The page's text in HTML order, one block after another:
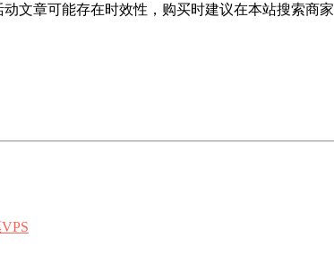
文章可能存在时效性，购买时建议在本站搜索商